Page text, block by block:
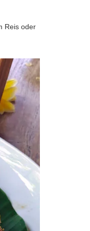
Reis oder